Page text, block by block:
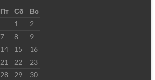
Пт Сб
Вс
1
2
7 8
9
14 15
16
21 22
23
28 29
30